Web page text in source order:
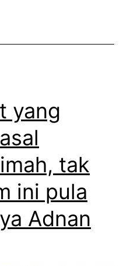
yang
tak
ini pula
Adnan